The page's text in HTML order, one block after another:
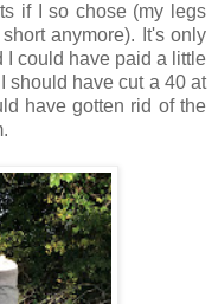
if I so chose (my legs
anymore). It's only
I could have paid a little
should have cut a 40 at
have gotten rid of the